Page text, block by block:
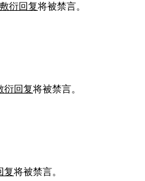
敷衍回复将被禁言。
衍回复将被禁言。
复将被禁言。